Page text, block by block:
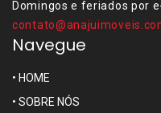
Domingos e feriados por
Navegue
• HOME
• SOBRE NÓS